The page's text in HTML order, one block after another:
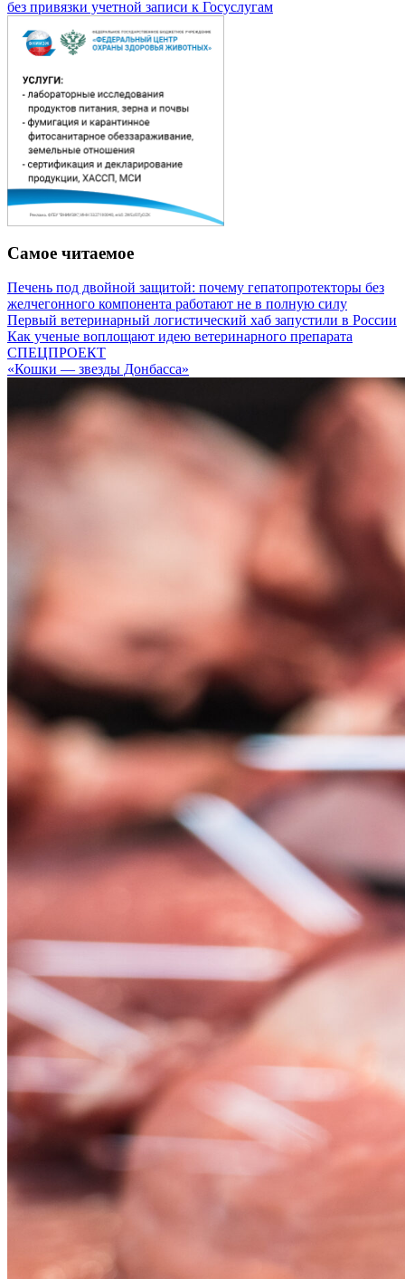
без привязки учетной записи к Госуслугам
Самое читаемое
Печень под двойной защитой: почему гепатопротекторы без
желчегонного компонента работают не в полную силу
Первый ветеринарный логистический хаб запустили в России
Как ученые воплощают идею ветеринарного препарата
СПЕЦПРОЕКТ
«Кошки — звезды Донбасса»